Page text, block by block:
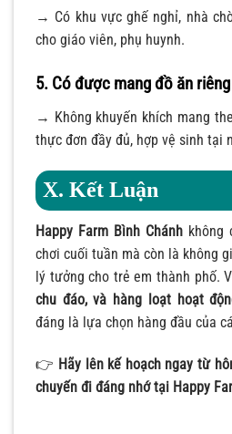
→ Có khu vực ghế nghỉ, nhà
cho giáo viên, phụ huynh.
5. Có được mang đồ ăn
→ Không khuyến khích mang
thực đơn đầy đủ, hợp vệ sinh tại
X. Kết Luận
Happy Farm Bình Chánh không
chơi cuối tuần mà còn là không
lý tưởng cho trẻ em thành phố.
chu đáo, và hàng loạt hoạt
đáng là lựa chọn hàng đầu của
👉 Hãy lên kế hoạch ngay từ
chuyến đi đáng nhớ tại Happy